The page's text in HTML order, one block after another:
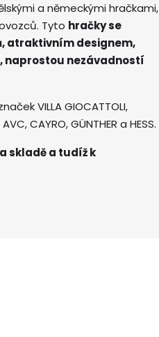
a německými hračkami,
Tyto hračky se
atraktivním designem,
naprostou nezávadností
VILLA GIOCATTOLI,
AVC, CAYRO, GÜNTHER a HESS.
skladě a tudíž k